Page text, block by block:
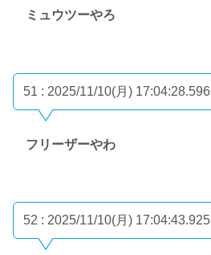
ミュウツーやろ
51 : 2025/11/10(月) 17:04:28.596
フリーザーやわ
52 : 2025/11/10(月) 17:04:43.925